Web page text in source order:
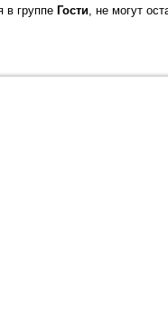
в группе Гости, не могут